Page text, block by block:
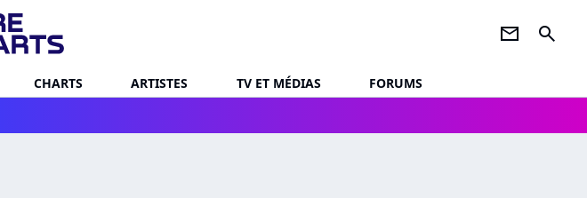
newsletter search
CHARTS ARTISTES TV ET MÉDIAS
FORUMS